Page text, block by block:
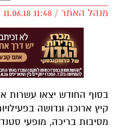
מנהל האתר / 11:48 11.06.18
בסוף החודש יצאו עשרות
קיץ ארוכה וגדושה
מסיבות בריכה, מופעי